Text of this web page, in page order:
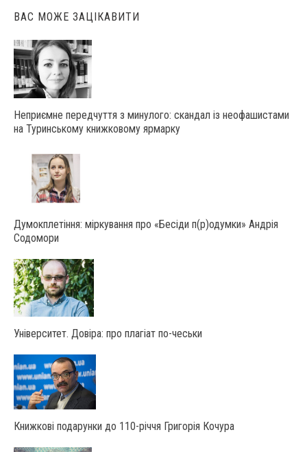
ВАС МОЖЕ ЗАЦІКАВИТИ
Неприємне передчуття з минулого: скандал із неофашистами
на Туринському книжковому ярмарку
Думокплетіння: міркування про «Бесіди п(р)одумки» Андрія
Содомори
Університет. Довіра: про плагіат по-чеськи
Книжкові подарунки до 110-річчя Григорія Кочура